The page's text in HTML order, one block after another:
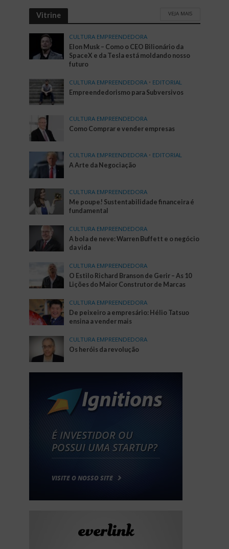
Vitrine VEJA MAIS
CULTURA EMPREENDEDORA
Elon Musk – Como o CEO Bilionário da
SpaceX e da Tesla está moldando nosso
futuro
CULTURA EMPREENDEDORA • EDITORIAL
Empreendedorismo para Subversivos
CULTURA EMPREENDEDORA
Como Comprar e vender empresas
CULTURA EMPREENDEDORA • EDITORIAL
A Arte da Negociação
CULTURA EMPREENDEDORA
Me poupe! Sustentabilidade financeira é
fundamental
CULTURA EMPREENDEDORA
A bola de neve: Warren Buffett e o negócio
da vida
CULTURA EMPREENDEDORA
O Estilo Richard Branson de Gerir – As 10
Lições do Maior Construtor de Marcas
CULTURA EMPREENDEDORA
De peixeiro a empresário: Hélio Tatsuo
ensina a vender mais
CULTURA EMPREENDEDORA
Os heróis da revolução